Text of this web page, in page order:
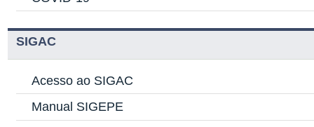
SIGAC
Acesso ao SIGAC
Manual SIGEPE